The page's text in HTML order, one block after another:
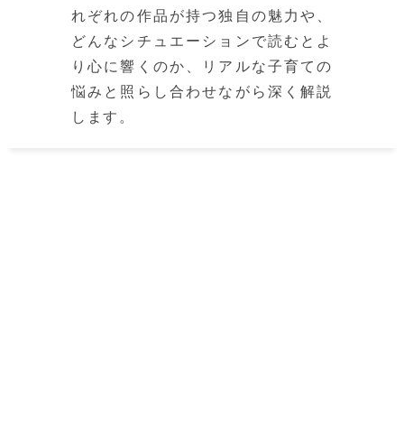
れぞれの作品が持つ独自の魅力や、
どんなシチュエーションで読むとよ
り心に響くのか、リアルな子育ての
悩みと照らし合わせながら深く解説
します。